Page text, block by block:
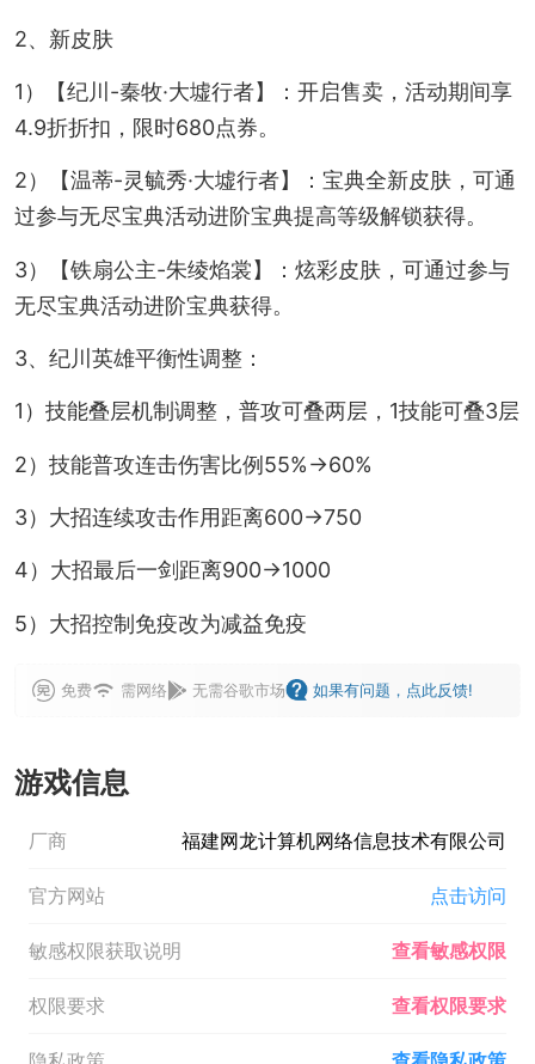
2、新皮肤
1）【纪川-秦牧·大墟行者】：开启售卖，活动期间享
4.9折折扣，限时680点券。
2）【温蒂-灵毓秀·大墟行者】：宝典全新皮肤，可通
过参与无尽宝典活动进阶宝典提高等级解锁获得。
3）【铁扇公主-朱绫焰裳】：炫彩皮肤，可通过参与
无尽宝典活动进阶宝典获得。
3、纪川英雄平衡性调整：
1）技能叠层机制调整，普攻可叠两层，1技能可叠3层
2）技能普攻连击伤害比例55%→60%
3）大招连续攻击作用距离600→750
4）大招最后一剑距离900→1000
5）大招控制免疫改为减益免疫
免费 需网络 无需谷歌市场 如果有问题，点此反馈!
游戏信息
厂商 福建网龙计算机网络信息技术有限公司
官方网站 点击访问
敏感权限获取说明 查看敏感权限
权限要求 查看权限要求